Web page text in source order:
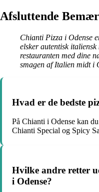
Afsluttende
Chianti Pizza i Odense
elsker autentisk
restauranten med dine
smagen af Italien midt i
Hvad er de bedste
På Chianti i Odense kan
Chianti Special og Spicy
Hvilke andre retter
i Odense?